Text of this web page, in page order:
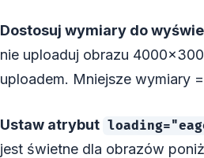
Dostosuj wymiary do
nie uploaduj obrazu
uploadem. Mniejsze wymiary
Ustaw atrybut
jest świetne dla obrazów